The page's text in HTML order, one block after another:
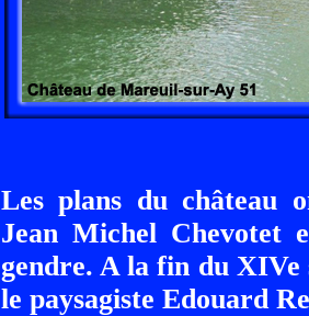
Les plans du château
Jean Michel Chevotet
gendre. A la fin du
le paysagiste Edouard